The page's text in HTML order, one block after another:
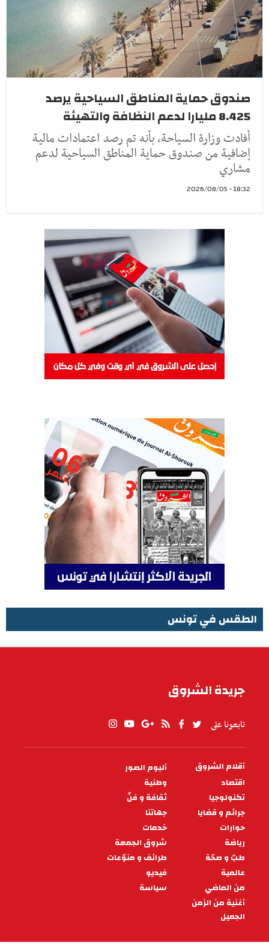
صندوق حماية المناطق السياحية يرصد
8.425 مليارا لدعم النظافة والتهيئة
أفادت وزارة السياحة، بأنه تم رصد اعتمادات مالية
إضافية من صندوق حماية المناطق السياحية لدعم
مشاري
18:32 - 2026/08/05
الطقس في تونس
جريدة الشروق
تابعونا على
PIED
DE
PAGE
أقلام الشروق
ألبوم الصور
اقتصاد
وطنية
تكنولوجيا
ثقافة و فنّ
جرائم و قضايا
جهاتنا
حوارات
خدمات
رياضة
شروق الجمعة
طبّ و صحّة
طرائف و منوّعات
عالمية
فيديو
من الماضي
سياسة
أغنية من الزمن
الجميل